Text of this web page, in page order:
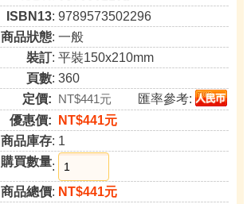
ISBN13: 9789573502296
商品狀態: 一般
裝訂: 平裝150x210mm
頁數: 360
定價: NT$441元
匯率參考:
優惠價:
NT$441元
商品庫存: 1
購買數量:
商品總價: NT$441元